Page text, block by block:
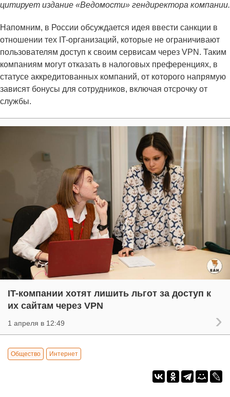
цитирует издание «Ведомости» гендиректора компании.
Напомним, в России обсуждается идея ввести санкции в
отношении тех IT-организаций, которые не ограничивают
пользователям доступ к своим сервисам через VPN. Таким
компаниям могут отказать в налоговых преференциях, в
статусе аккредитованных компаний, от которого напрямую
зависят бонусы для сотрудников, включая отсрочку от
службы.
IT-компании хотят лишить льгот за доступ к
их сайтам через VPN
1 апреля в 12:49
Общество Интернет